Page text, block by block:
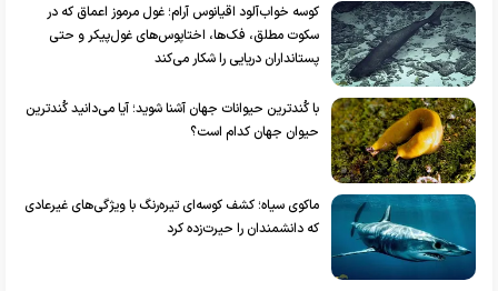
کوسه خواب‌آلود اقیانوس آرام؛ غول مرموز اعماق که در
سکوت مطلق، فک‌ها، اختاپوس‌های غول‌پیکر و حتی
پستانداران دریایی را شکار می‌کند
با کُندترین حیوانات جهان آشنا شوید؛ آیا می‌دانید کُندترین
حیوان جهان کدام است؟
ماکوی سیاه؛ کشف کوسه‌ای تیره‌رنگ با ویژگی‌های غیرعادی
که دانشمندان را حیرت‌زده کرد